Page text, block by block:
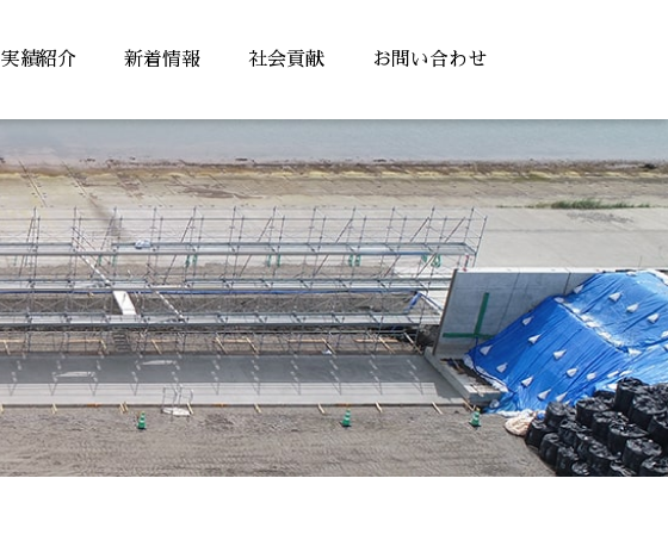
実績紹介 新着情報 社会貢献 お問い合わせ